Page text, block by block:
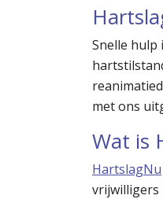
Snelle hulp
met ons
Wat is
HartslagNu
vrijwilligers